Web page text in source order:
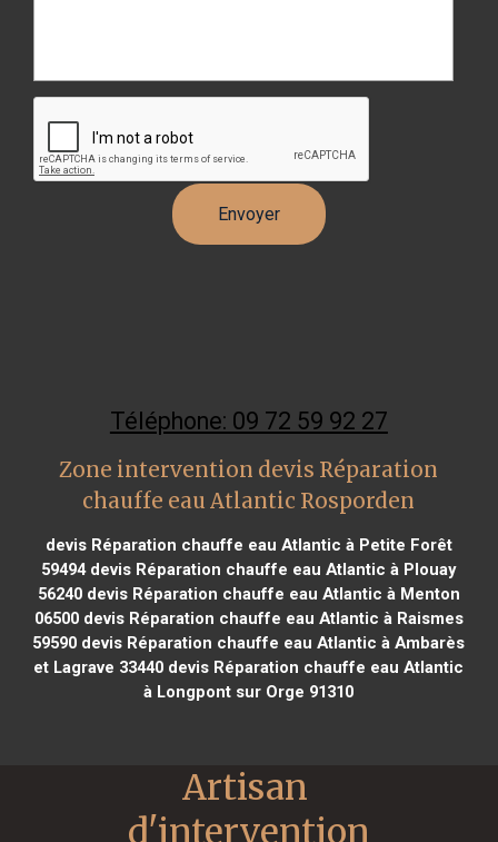
Téléphone: 09 72 59 92 27
Zone intervention devis Réparation
chauffe eau Atlantic Rosporden
devis Réparation chauffe eau Atlantic à Petite Forêt
59494devis Réparation chauffe eau Atlantic à Plouay
56240devis Réparation chauffe eau Atlantic à Menton
06500devis Réparation chauffe eau Atlantic à Raismes
59590 devis Réparation chauffe eau Atlantic à Ambarès
et Lagrave 33440 devis Réparation chauffe eau Atlantic
à Longpont sur Orge 91310
Artisan
d'intervention